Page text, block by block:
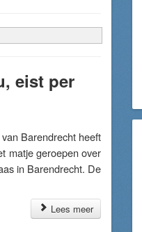
eist per
Barendrecht heeft
matje geroepen over
in Barendrecht. De
Lees meer